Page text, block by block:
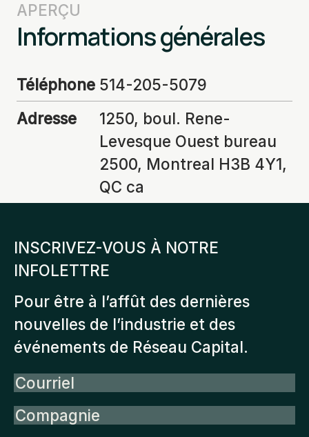
APERÇU
Informations générales
Téléphone 514-205-5079
Adresse
1250, boul. Rene-
Levesque Ouest bureau
2500, Montreal H3B 4Y1,
QC ca
INSCRIVEZ-VOUS À NOTRE
INFOLETTRE
Pour être à l’affût des dernières
nouvelles de l’industrie et des
événements de Réseau Capital.
Courriel
Compagnie